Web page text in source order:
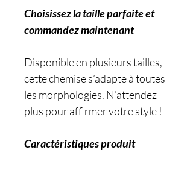
Choisissez la taille parfaite et
commandez maintenant
Disponible en plusieurs tailles,
cette chemise s’adapte à toutes
les morphologies. N’attendez
plus pour affirmer votre style !
Caractéristiques produit